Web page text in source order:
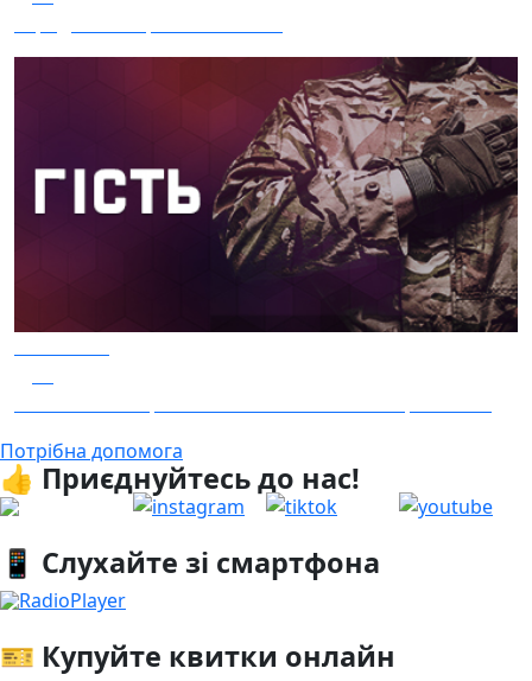
Потрібна допомога
👍 Приєднуйтесь до нас!
📱 Слухайте зі смартфона
RadioPlayer
🎫 Купуйте квитки онлайн